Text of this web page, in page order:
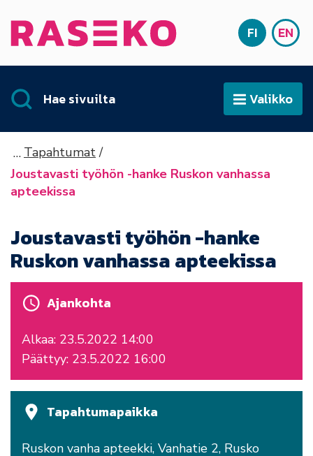
Etusivu SUOMI
FI EN
Hae sivuilta AvaaValikko
Tapahtumat
Joustavasti työhön -hanke Ruskon vanhassa
apteekissa
Joustavasti työhön -hanke
Ruskon vanhassa apteekissa
Ajankohta
Alkaa: 23.5.2022 14:00
Päättyy: 23.5.2022 16:00
Tapahtumapaikka
Ruskon vanha apteekki, Vanhatie 2, Rusko